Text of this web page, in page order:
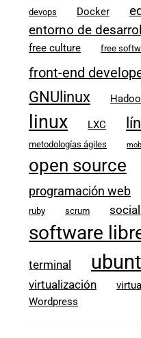
devops Docker
entorno de
free culture free
front-end
GNUlinux
linux LXC
metodologías ágiles
open source
programación web
ruby
scrum
software
terminal
virtualización
Wordpress